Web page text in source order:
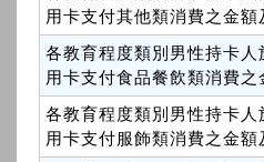
用卡支付其他類消費之金額
各教育程度類別男性持卡人
用卡支付食品餐飲類消費之
各教育程度類別男性持卡人
用卡支付服飾類消費之金額